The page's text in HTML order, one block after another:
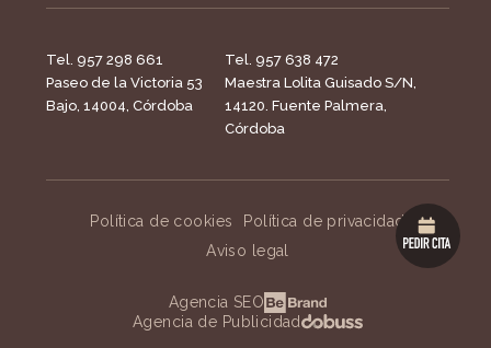
Tel. 957 298 661
Paseo de la Victoria 53
Bajo, 14004, Córdoba
Tel. 957 638 472
Maestra Lolita Guisado S/N,
14120. Fuente Palmera,
Córdoba
Política de cookies
Política de privacidad
Aviso legal
Agencia SEO
Agencia de Publicidad